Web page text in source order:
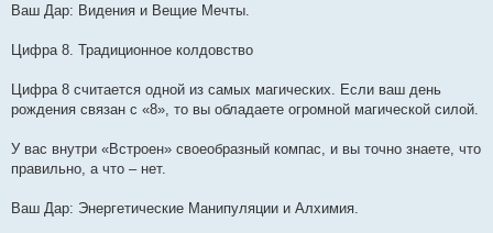
Ваш Дар: Видения и Beщие Мечты.
Цифра 8. Традиционное колдовство
Цифра 8 считается одной из самых магических. Если ваш день
рождения связан с «8», то вы обладаете огромной магической силой.
У вас внутри «Встроен» своеобразный компас, и вы точно знаете, что
правильно, а что – нет.
Ваш Дар: Энергетические Манипуляции и Алхимия.